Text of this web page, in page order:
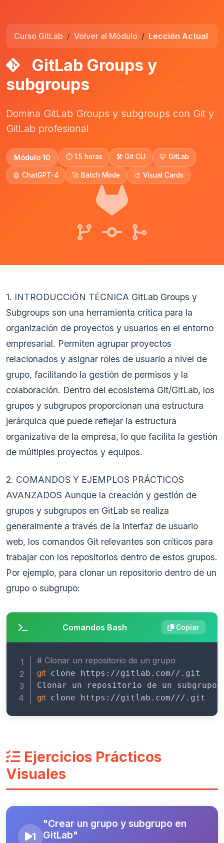
Curso GitLab Volver al Módulo Lección Actual
GitLab Groups y
subgroups
Domina GitLab Groups y subgroups con Git y
GitLab profesional
Módulo 10 ⏱️ 1.5 horas 🛠️ Git CLI 🦊 GitLab
🤖 ChatGPT-4 🚀 Batch Mode 🎨 Visual Cards
1. INTRODUCCIÓN TÉCNICA GitLab Groups y
Subgroups son una herramienta crítica para la
organización de proyectos y usuarios en el entorno
empresarial. Permiten agrupar proyectos
relacionados y asignar roles de usuario a nivel de
grupo, facilitando la gestión de permisos y la
colaboración. Dentro del ecosistema Git/GitLab, los
grupos y subgrupos proporcionan una estructura
jerárquica que puede reflejar la estructura
organizativa de la empresa, lo que facilita la gestión
de múltiples proyectos y equipos.
2. COMANDOS Y EJEMPLOS PRÁCTICOS
AVANZADOS Aunque la creación y gestión de
grupos y subgrupos en GitLab se realiza
generalmente a través de la interfaz de usuario
web, los comandos Git relevantes son críticos para
trabajar con los repositorios dentro de estos grupos.
Por ejemplo, para clonar un repositorio dentro de un
grupo o subgrupo:
Comandos Bash Copiar
# Clonar un repositorio de un grupo
git clone https://gitlab.com//.git
git clone https://gitlab.com///.git
Ejercicios Prácticos
Visuales
1
"Crear un grupo y subgrupo en
GitLab"